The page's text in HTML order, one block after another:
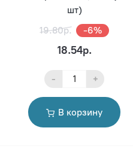
шт)
19.80р.
-6%
18.54р.
- +
В корзину